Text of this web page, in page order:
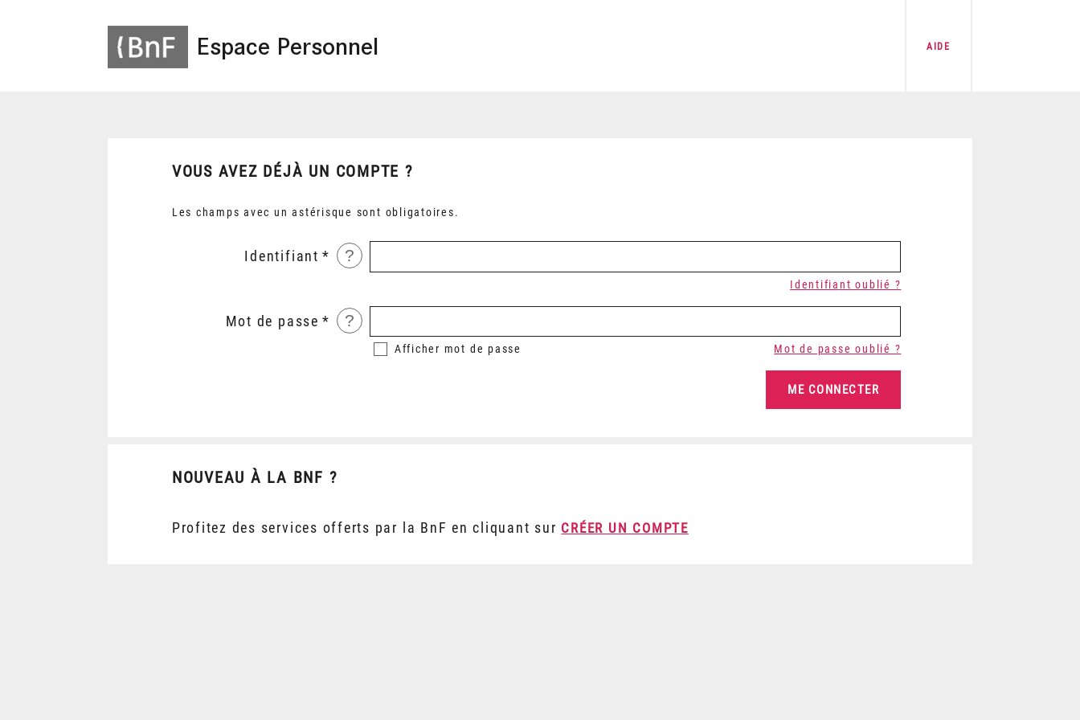
Espace Personnel AIDE
VOUS AVEZ DÉJÀ UN COMPTE ?
Les champs avec un astérisque sont obligatoires.
Identifiant ?
Identifiant oublié ?
Mot de passe ?
Afficher mot de passe Mot de passe oublié ?
NOUVEAU À LA BNF ?
Profitez des services offerts par la BnF en cliquant sur CRÉER UN COMPTE